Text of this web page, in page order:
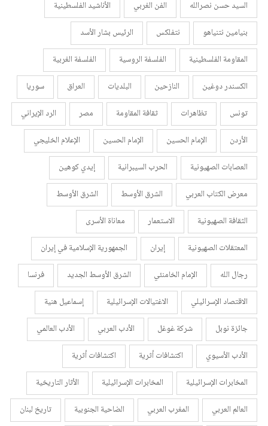
السيد حسن نصرالله
الفن الغربي
الأناشيد الفلسطينية
بنيامين نتنياهو
نتفلكس
الرئيس بشار الأسد
المقاومة الفلسطينية
الفلسفة الروسية
الفلسفة الغربية
الكسندر دوغين
النازحين البلديات العراق
سوريا
تونس
تظاهرات ثقافة المقاومة مصر
الرد الإيراني
الأردن
الإمام الحسين الإمام الحسين
الإعلام الخليجي
العصابات الصهيونية
الحرب السيبرانية
إيدي كوهين
معرض الكتاب العربي
الشرق الأوسط
الشرق الأوسط
الثقافة الصهيونية
الاستعمار
معاناة الأسرى
المعتقلات الصهيونية
إيران
الجمهورية الإسلامية في إيران
رجال الله
الإمام الخامنئي الشرق الأوسط الجديد
فرنسا
الاقتصاد الإسرائيلي
الاغتيالات الإسرائيلية
إسماعيل هنية
جائزة نوبل
شركة غوغل الأدب العربي
الأدب العالمي
الأدب الأسيوي
اكتشافات أثرية
اكتشافات أثرية
المخابرات الإسرائيلية
المخابرات الإسرائيلية
الأثار التاريخية
العالم العربي
المغرب العربي الضاحية الجنوبية
تاريخ لبنان